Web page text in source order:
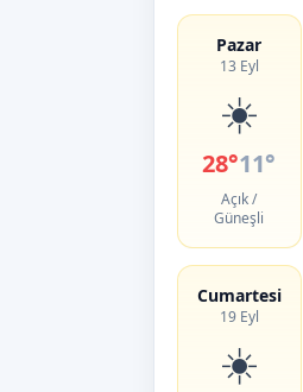
Pazar
13 Eyl
☀️
28°11°
Açık /
Güneşli
Cumartesi
19 Eyl
☀️